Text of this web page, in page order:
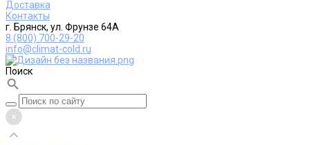
Доставка
Контакты
г. Брянск, ул. Фрунзе 64А
8 (800) 700-29-20
info@climat-cold.ru
Поиск